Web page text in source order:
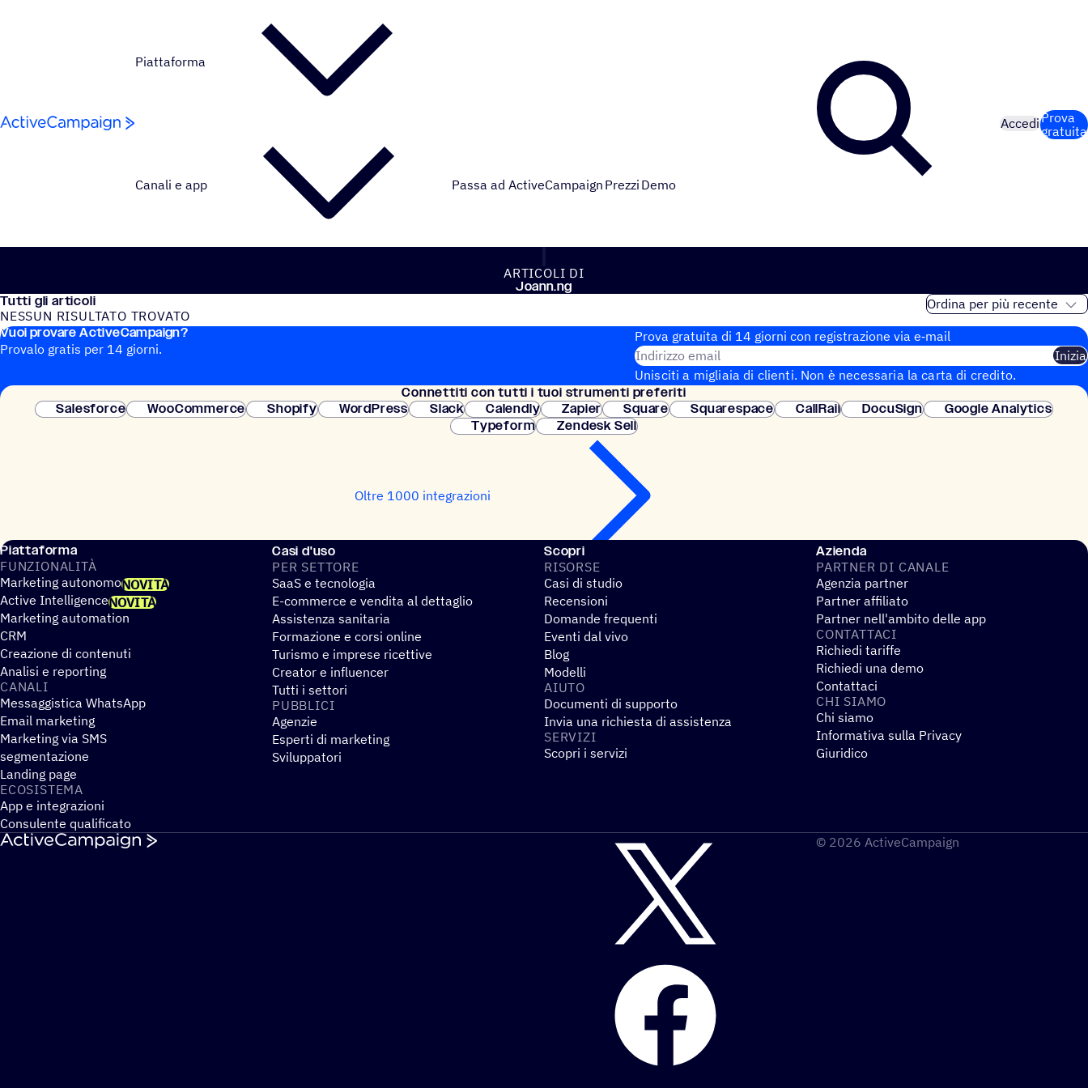
Piattaforma
Canali e app Passa ad ActiveCampaign Prezzi Demo
AccediProva
gratuita
ARTI­COLI DI
Joann.ng
Tutti gli articoli
NESSUN RISUL­TATO TROVATO
Nessun articolo del blog trovato
Vuoi provare ActiveCampaign?
Provalo gratis per 14 giorni.
Prova gratuita di 14 giorni con regi­stra­zione via e‑mail
Indirizzo email
Inizia
Unisciti a migliaia di clienti. Non è necessaria la carta di credito.
Configurazione istantanea.
Connet­titi con tutti i tuoi strumenti preferiti
Salesforce
WooCommerce Shopify WordPress Slack Calendly Zapier Square Squarespace CallRail DocuSign
Google Analytics
Typeform
Zendesk Sell
Oltre 1000 integrazioni
Piattaforma
FUNZIO­NA­LITÀ
Marketing autonomoNOVITÀ
Active IntelligenceNOVITÀ
Marketing automation
CRM
Creazione di contenuti
Analisi e reporting
CANALI
Messaggistica WhatsApp
Email marketing
Marketing via SMS
segmentazione
Landing page
ECOSI­STEMA
App e integrazioni
Consulente qualificato
Casi d'uso
PER SETTORE
SaaS e tecnologia
E-commerce e vendita al dettaglio
Assistenza sanitaria
Formazione e corsi online
Turismo e imprese ricettive
Creator e influencer
Tutti i settori
PUBBLICI
Agenzie
Esperti di marketing
Sviluppatori
Scopri
RISORSE
Casi di studio
Recensioni
Domande frequenti
Eventi dal vivo
Blog
Modelli
AIUTO
Documenti di supporto
Invia una richiesta di assistenza
SERVIZI
Scopri i servizi
Azienda
PARTNER DI CANALE
Agenzia partner
Partner affiliato
Partner nell'ambito delle app
CONTAT­TACI
Richiedi tariffe
Richiedi una demo
Contattaci
CHI SIAMO
Chi siamo
Informativa sulla Privacy
Giuridico
© 2026 ActiveCampaign